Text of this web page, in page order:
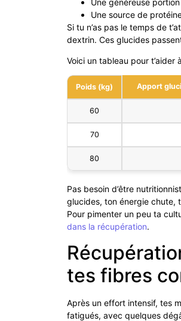
Une source de
Si tu n’as pas le temps de
dextrin. Ces glucides
Voici un tableau pour
Poids (kg) Apport
60
70
80
Pas besoin d’être
glucides, ton énergie chute,
Pour pimenter un peu ta
dans la récupération.
tes fibres
Après un effort intensif, tes
fatigués, avec quelques